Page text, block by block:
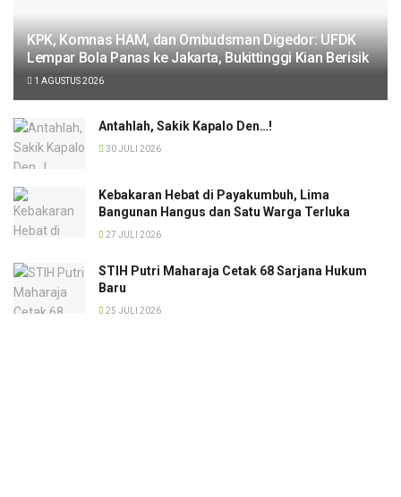
KPK, Komnas HAM, dan Ombudsman Digedor: UFDK
Lempar Bola Panas ke Jakarta, Bukittinggi Kian Berisik
1 AGUSTUS 2026
Antahlah, Sakik Kapalo Den…!
30 JULI 2026
Kebakaran Hebat di Payakumbuh, Lima
Bangunan Hangus dan Satu Warga Terluka
27 JULI 2026
STIH Putri Maharaja Cetak 68 Sarjana Hukum
Baru
25 JULI 2026